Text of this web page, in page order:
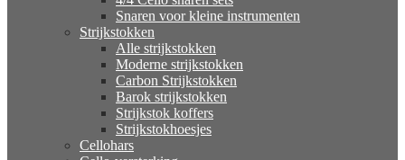
Snaren voor kleine instrumenten
Strijkstokken
Alle strijkstokken
Moderne strijkstokken
Carbon Strijkstokken
Barok strijkstokken
Strijkstok koffers
Strijkstokhoesjes
Cellohars